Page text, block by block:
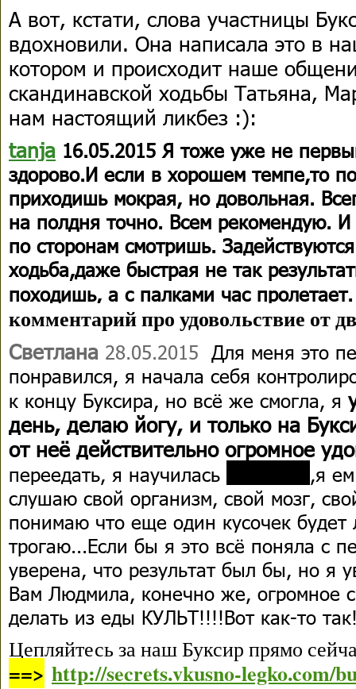
А вот, кстати, слова участницы
вдохновили. Она написала это в
котором и происходит наше
скандинавской ходьбы Татьяна,
нам настоящий ликбез :):
tanja 16.05.2015 Я тоже уже не
здорово.И если в хорошем темпе,то
приходишь мокрая, но довольная.
на полдня точно. Всем рекомендую.
по сторонам смотришь.
ходьба,даже быстрая не так
походишь, а с палками час пролетает.
комментарий про удовольствие от
Светлана 28.05.2015 Для меня это
понравился, я начала себя
к концу Буксира, но всё же смогла, я
день, делаю йогу, и только на
от неё действительно огромное
переедать, я научилась
,я
слушаю свой организм, свой мозг,
понимаю что еще один кусочек
трогаю...Если бы я это всё поняла с
уверена, что результат был бы, но я
Вам Людмила, конечно же, огромное
делать из еды КУЛЬТ!!!!Вот как-то
Цепляйтесь за наш Буксир прямо
==> http://secrets.vkusno-legko.com/